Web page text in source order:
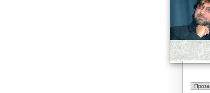
Проза